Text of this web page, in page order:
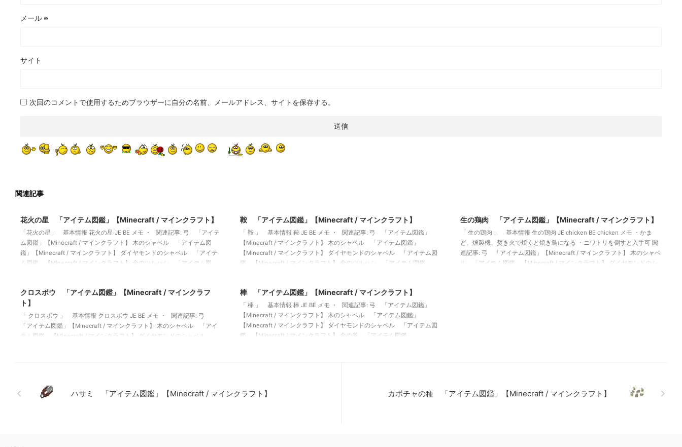
メール ※
サイト
次回のコメントで使用するためブラウザーに自分の名前、メールアドレス、サイトを保存する。
関連記事
花火の星 「アイテム図鑑」【Minecraft / マインクラフト】
「花火の星」 基本情報 花火の星 JE BE メモ ・ 関連記事: 弓 「アイテ
ム図鑑」【Minecraft / マインクラフト】 木のシャベル 「アイテム図
鑑」【Minecraft / マインクラフト】 ダイヤモンドのシャベル 「アイテ
ム図鑑」【Minecraft / マインクラフト】 金のツルハシ 「アイテム図
鞍 「アイテム図鑑」【Minecraft / マインクラフト】
「 鞍 」 基本情報 鞍 JE BE メモ ・ 関連記事: 弓 「アイテム図鑑」
【Minecraft / マインクラフト】 木のシャベル 「アイテム図鑑」
【Minecraft / マインクラフト】 ダイヤモンドのシャベル 「アイテム図
鑑」【Minecraft / マインクラフト】 金のツルハシ 「アイテム図鑑」
生の鶏肉 「アイテム図鑑」【Minecraft / マインクラフト】
「 生の鶏肉 」 基本情報 生の鶏肉 JE chicken BE chicken メモ ・かま
ど、燻製機、焚き火で焼くと焼き鳥になる ・ニワトリを倒すと入手可 関
連記事: 弓 「アイテム図鑑」【Minecraft / マインクラフト】 木のシャベ
ル 「アイテム図鑑」【Minecraft / マインクラフト】 ダイヤモンドのシ
クロスボウ 「アイテム図鑑」【Minecraft / マインクラフ
ト】
「 クロスボウ 」 基本情報 クロスボウ JE BE メモ ・ 関連記事: 弓
「アイテム図鑑」【Minecraft / マインクラフト】 木のシャベル 「アイ
テム図鑑」【Minecraft / マインクラフト】 ダイヤモンドのシャベル
棒 「アイテム図鑑」【Minecraft / マインクラフト】
「 棒 」 基本情報 棒 JE BE メモ ・ 関連記事: 弓 「アイテム図鑑」
【Minecraft / マインクラフト】 木のシャベル 「アイテム図鑑」
【Minecraft / マインクラフト】 ダイヤモンドのシャベル 「アイテム図
鑑」【Minecraft / マインクラフト】 金の斧 「アイテム図鑑」
ハサミ 「アイテム図鑑」【Minecraft / マインクラフト】 カボチャの種 「アイテム図鑑」【Minecraft / マインクラフト】